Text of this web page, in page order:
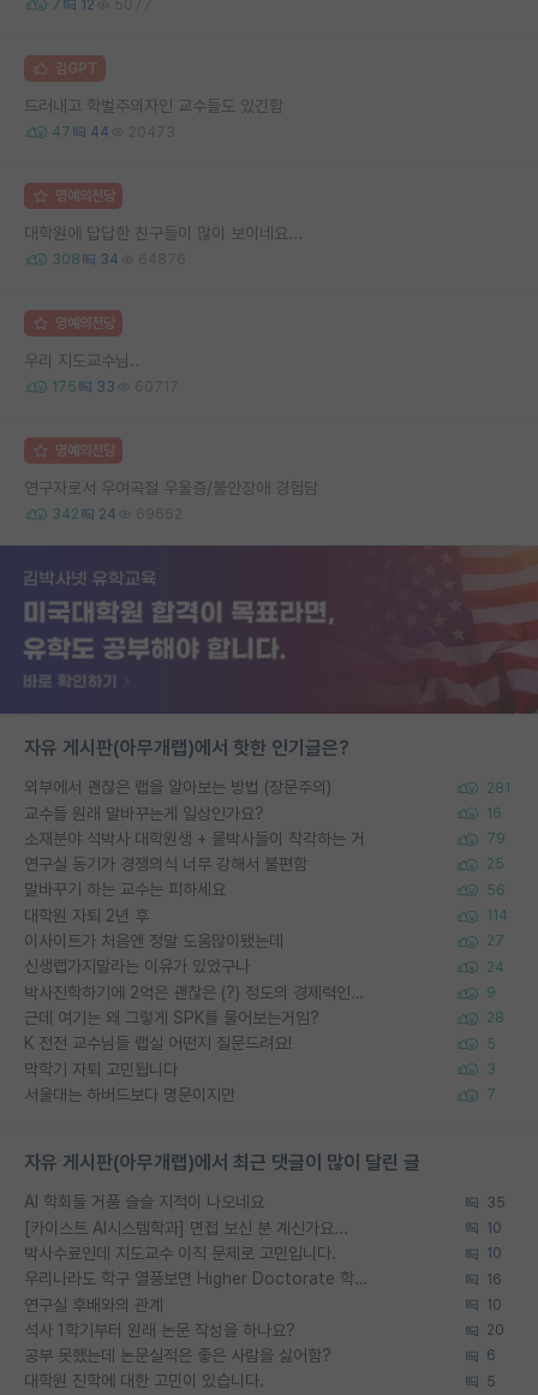
7 12 5077
김GPT
드러내고 학벌주의자인 교수들도 있긴함
47 44 20473
명예의전당
대학원에 답답한 친구들이 많이 보이네요...
308 34 64876
명예의전당
우리 지도교수님..
175 33 60717
명예의전당
연구자로서 우여곡절 우울증/불안장애 경험담
342 24 69662
자유 게시판(아무개랩)에서 핫한 인기글은?
외부에서 괜찮은 랩을 알아보는 방법 (장문주의) 281
교수들 원래 말바꾸는게 일상인가요? 16
소재분야 석박사 대학원생 + 물박사들이 착각하는 거 79
연구실 동기가 경쟁의식 너무 강해서 불편함 25
말바꾸기 하는 교수는 피하세요 56
대학원 자퇴 2년 후 114
이사이트가 처음엔 정말 도움많이됐는데 27
신생랩가지말라는 이유가 있었구나 24
박사진학하기에 2억은 괜찮은 (?) 정도의 경제력인가요 9
근데 여기는 왜 그렇게 SPK를 물어보는거임? 28
K 전전 교수님들 랩실 어떤지 질문드려요! 5
막학기 자퇴 고민됩니다 3
서울대는 하버드보다 명문이지만 7
자유 게시판(아무개랩)에서 최근 댓글이 많이 달린 글
AI 학회들 거품 슬슬 지적이 나오네요 35
[카이스트 AI시스템학과] 면접 보신 분 계신가요... 10
박사수료인데 지도교수 이직 문제로 고민입니다. 10
우리나라도 학구 열풍보면 Higher Doctorate 학위가 필요하다고 봅니다. 16
연구실 후배와의 관계 10
석사 1학기부터 원래 논문 작성을 하나요? 20
공부 못했는데 논문실적은 좋은 사람을 싫어함? 6
대학원 진학에 대한 고민이 있습니다. 5